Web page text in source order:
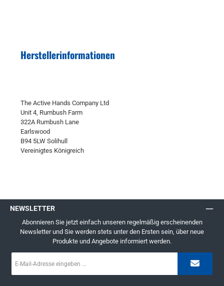
Herstellerinformationen
The Active Hands Company Ltd
Unit 4, Rumbush Farm
322A Rumbush Lane
Earlswood
B94 5LW Solihull
Vereinigtes Königreich
NEWSLETTER
Abonnieren Sie jetzt einfach unseren regelmäßig erscheinenden
Newsletter und Sie werden stets unter den Ersten sein, über neue
Produkte und Angebote informiert werden.
Mail-